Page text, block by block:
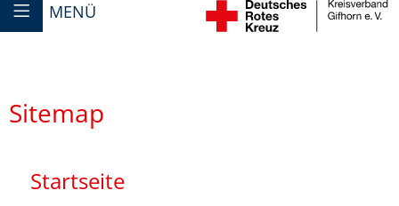
MENÜ
Sitemap
Startseite